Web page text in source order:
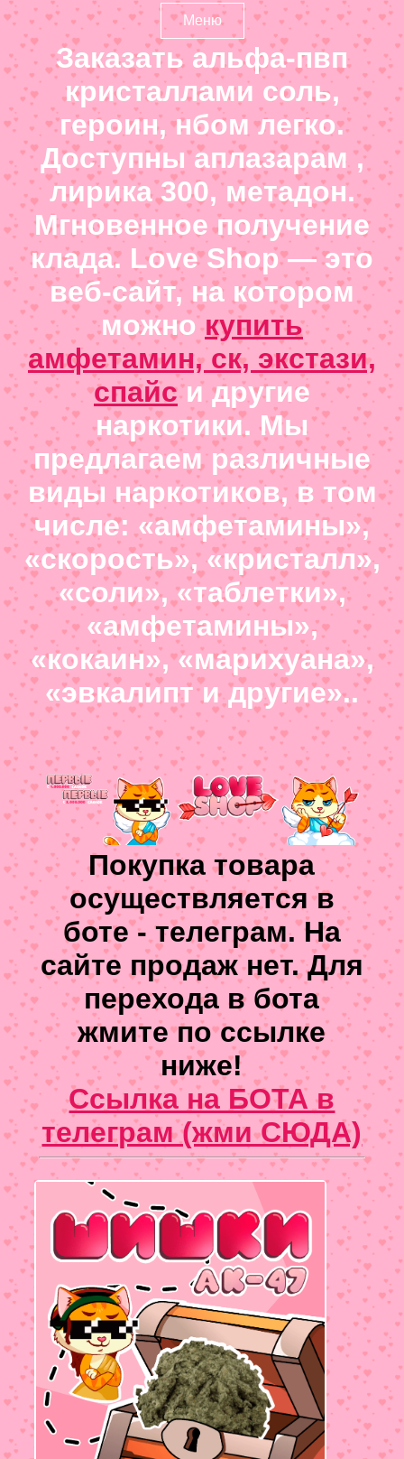
Меню
Заказать альфа-пвп
кристаллами соль,
героин, нбом легко.
Доступны аплазарам ,
лирика 300, метадон.
Мгновенное получение
клада. Love Shop — это
веб-сайт, на котором
можнокупить
амфетамин, ск, экстази,
спайси другие
наркотики. Мы
предлагаем различные
виды наркотиков, в том
числе: «амфетамины»,
«скорость», «кристалл»,
«соли», «таблетки»,
«амфетамины»,
«кокаин», «марихуана»,
«эвкалипт и другие»..
Покупка товара
осуществляется в
боте - телеграм. На
сайте продаж нет. Для
перехода в бота
жмите по ссылке
ниже!
Ссылка на БОТА в
телеграм (жми СЮДА)